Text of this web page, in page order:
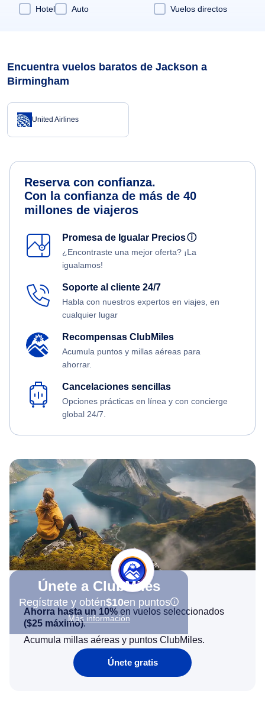
Hotel
Auto Vuelos directos
Encuentra vuelos baratos de Jackson a
Birmingham
United Airlines
Reserva con confianza.
Con la confianza de más de 40
millones de viajeros
Promesa de Igualar Preciosⓘ
¿Encontraste una mejor oferta? ¡La
igualamos!
Soporte al cliente 24/7
Habla con nuestros expertos en viajes, en
cualquier lugar
Recompensas ClubMiles
Acumula puntos y millas aéreas para
ahorrar.
Cancelaciones sencillas
Opciones prácticas en línea y con concierge
global 24/7.
Únete a ClubMiles
Regístrate y obtén$10en puntos
Más información
Ahorra hasta un 10% en vuelos seleccionados
($25 máximo).
Acumula millas aéreas y puntos ClubMiles.
Únete gratis